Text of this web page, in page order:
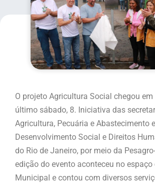
O projeto Agricultura Social chegou em
último sábado, 8. Iniciativa das
Agricultura, Pecuária e Abastecimento
Desenvolvimento Social e Direitos
do Rio de Janeiro, por meio da
edição do evento aconteceu no espaço
Municipal e contou com diversos